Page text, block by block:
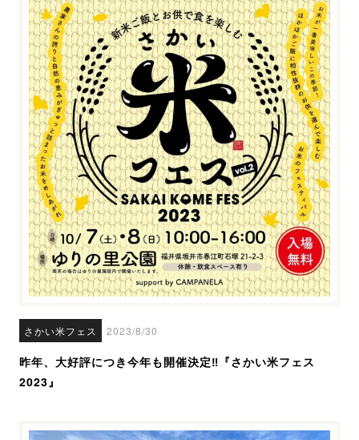
さかい米フェス 2023/8/30
昨年、大好評につき今年も開催決定‼『さかい米フェス
2023』